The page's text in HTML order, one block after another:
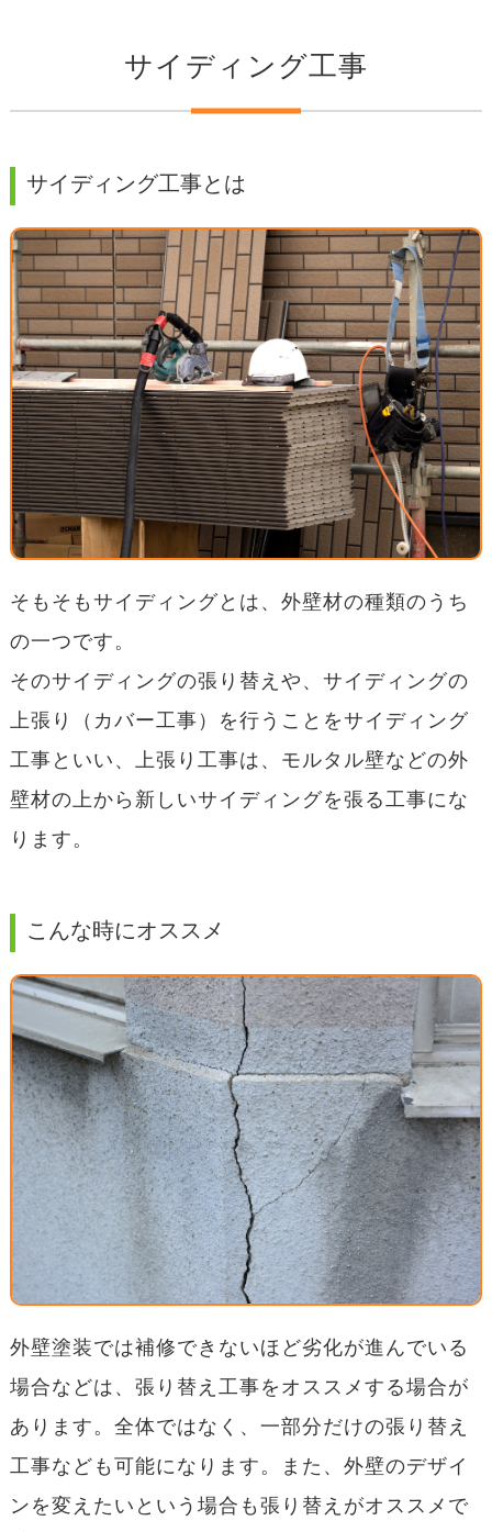
サイディング工事
サイディング工事とは
そもそもサイディングとは、外壁材の種類のうち
の一つです。
そのサイディングの張り替えや、サイディングの
上張り（カバー工事）を行うことをサイディング
工事といい、上張り工事は、モルタル壁などの外
壁材の上から新しいサイディングを張る工事にな
ります。
こんな時にオススメ
外壁塗装では補修できないほど劣化が進んでいる
場合などは、張り替え工事をオススメする場合が
あります。全体ではなく、一部分だけの張り替え
工事なども可能になります。また、外壁のデザイ
ンを変えたいという場合も張り替えがオススメで